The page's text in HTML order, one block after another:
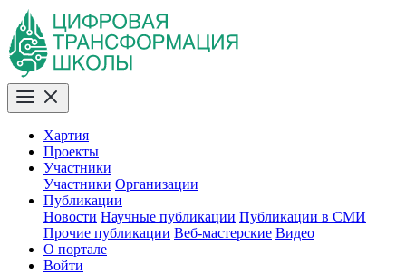
Хартия
Проекты
Участники
Участники Организации
Публикации
Новости Научные публикации Публикации в СМИ
Прочие публикации Веб-мастерские Видео
О портале
Войти